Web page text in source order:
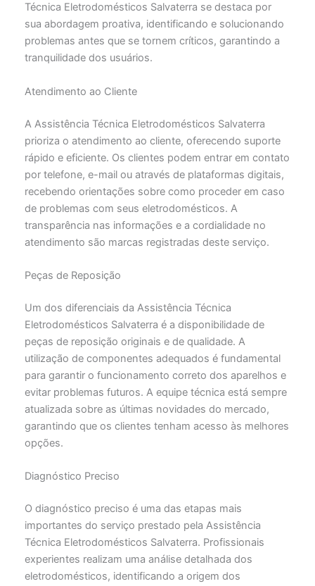
Técnica Eletrodomésticos Salvaterra se destaca por
sua abordagem proativa, identificando e solucionando
problemas antes que se tornem críticos, garantindo a
tranquilidade dos usuários.
Atendimento ao Cliente
A Assistência Técnica Eletrodomésticos Salvaterra
prioriza o atendimento ao cliente, oferecendo suporte
rápido e eficiente. Os clientes podem entrar em contato
por telefone, e-mail ou através de plataformas digitais,
recebendo orientações sobre como proceder em caso
de problemas com seus eletrodomésticos. A
transparência nas informações e a cordialidade no
atendimento são marcas registradas deste serviço.
Peças de Reposição
Um dos diferenciais da Assistência Técnica
Eletrodomésticos Salvaterra é a disponibilidade de
peças de reposição originais e de qualidade. A
utilização de componentes adequados é fundamental
para garantir o funcionamento correto dos aparelhos e
evitar problemas futuros. A equipe técnica está sempre
atualizada sobre as últimas novidades do mercado,
garantindo que os clientes tenham acesso às melhores
opções.
Diagnóstico Preciso
O diagnóstico preciso é uma das etapas mais
importantes do serviço prestado pela Assistência
Técnica Eletrodomésticos Salvaterra. Profissionais
experientes realizam uma análise detalhada dos
eletrodomésticos, identificando a origem dos